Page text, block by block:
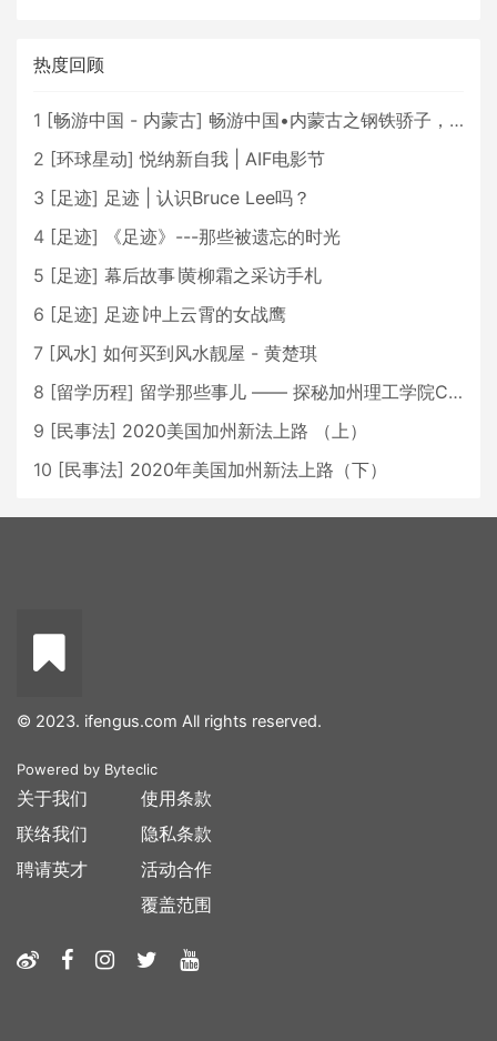
热度回顾
1 [畅游中国 - 内蒙古] 畅游中国•内蒙古之钢铁骄子，魅力包头
2 [环球星动] 悦纳新自我 | AIF电影节
3 [足迹] 足迹 | 认识Bruce Lee吗？
4 [足迹]
《足迹》---那些被遗忘的时光
5 [足迹] 幕后故事∣黄柳霜之采访手札
6 [足迹] 足迹∣冲上云霄的女战鹰
7 [风水] 如何买到风水靓屋 - 黄楚琪
8 [留学历程] 留学那些事儿 —— 探秘加州理工学院Caltech博士生活 [上集]
9 [民事法] 2020美国加州新法上路 （上）
10 [民事法] 2020年美国加州新法上路（下）
© 2023. ifengus.com All rights reserved.
Powered by Byteclic
关于我们
联络我们
聘请英才
使用条款
隐私条款
活动合作
覆盖范围